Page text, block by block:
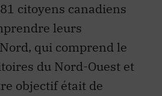
citoyens canadiens
leurs
qui comprend le
du Nord-Ouest et
objectif était de